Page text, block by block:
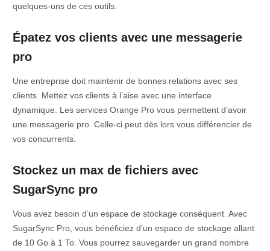
quelques-uns de ces outils.
Épatez vos clients avec une messagerie
pro
Une entreprise doit maintenir de bonnes relations avec ses
clients. Mettez vos clients à l’aise avec une interface
dynamique. Les services Orange Pro vous permettent d’avoir
une messagerie pro. Celle-ci peut dès lors vous différencier de
vos concurrents.
Stockez un max de fichiers avec
SugarSync pro
Vous avez besoin d’un espace de stockage conséquent. Avec
SugarSync Pro, vous bénéficiez d’un espace de stockage allant
de 10 Go à 1 To. Vous pourrez sauvegarder un grand nombre